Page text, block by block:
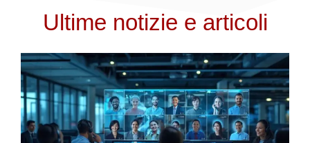
Ultime notizie e articoli